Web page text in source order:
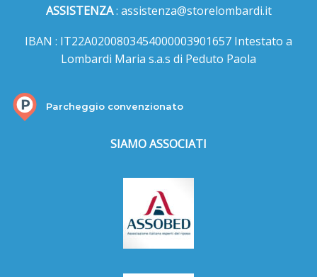
ASSISTENZA: assistenza@storelombardi.it
IBAN : IT22A0200803454000003901657 Intestato a
Lombardi Maria s.a.s di Peduto Paola
Parcheggio convenzionato
SIAMO ASSOCIATI